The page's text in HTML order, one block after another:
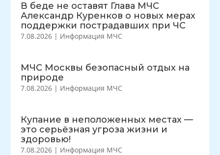
В беде не оставят Глава МЧС
Александр Куренков о новых мерах
поддержки пострадавших при ЧС
7.08.2026 | Информация МЧС
МЧС Москвы безопасный отдых на
природе
7.08.2026 | Информация МЧС
Купание в неположенных местах —
это серьёзная угроза жизни и
здоровью!
7.08.2026 | Информация МЧС